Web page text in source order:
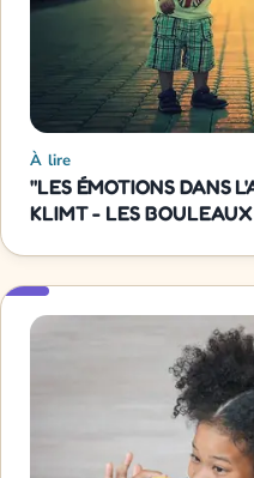
À lire
"LES ÉMOTIONS DANS
KLIMT - LES